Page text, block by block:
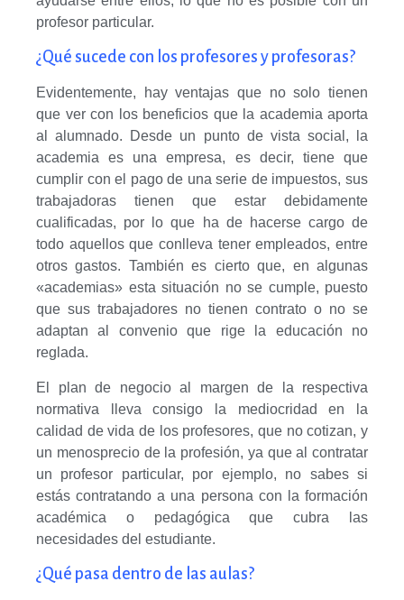
profesor particular.
¿Qué sucede con los profesores y profesoras?
Evidentemente, hay ventajas que no solo tienen
que ver con los beneficios que la academia aporta
al alumnado. Desde un punto de vista social, la
academia es una empresa, es decir, tiene que
cumplir con el pago de una serie de impuestos, sus
trabajadoras tienen que estar debidamente
cualificadas, por lo que ha de hacerse cargo de
todo aquellos que conlleva tener empleados, entre
otros gastos. También es cierto que, en algunas
«academias» esta situación no se cumple, puesto
que sus trabajadores no tienen contrato o no se
adaptan al convenio que rige la educación no
reglada.
El plan de negocio al margen de la respectiva
normativa lleva consigo la mediocridad en la
calidad de vida de los profesores, que no cotizan, y
un menosprecio de la profesión, ya que al contratar
un profesor particular, por ejemplo, no sabes si
estás contratando a una persona con la formación
académica o pedagógica que cubra las
necesidades del estudiante.
¿Qué pasa dentro de las aulas?